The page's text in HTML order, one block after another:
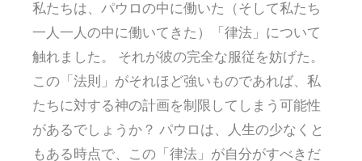
私たちは、パウロの中に働いた（そして私たち
一人一人の中に働いてきた）「律法」について
触れました。 それが彼の完全な服従を妨げた。
この「法則」がそれほど強いものであれば、私
たちに対する神の計画を制限してしまう可能性
があるでしょうか？ パウロは、人生の少なくと
もある時点で、この「律法」が自分がすべきだ